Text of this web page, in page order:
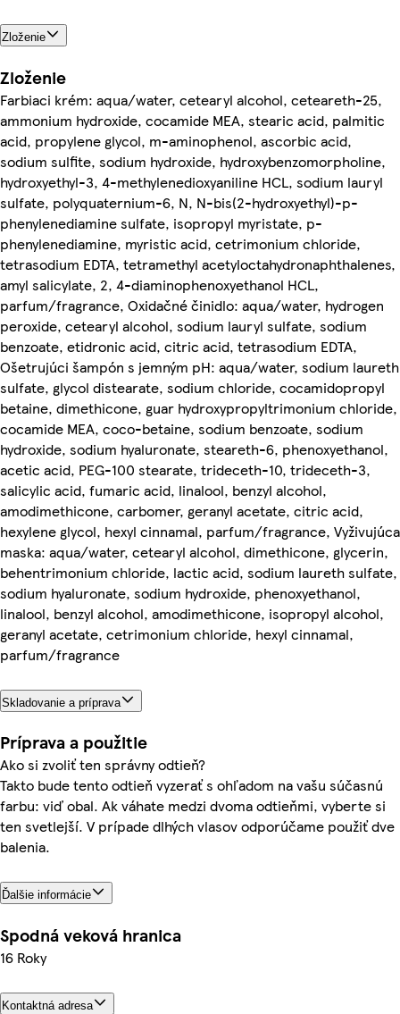
Zloženie
Zloženie
Farbiaci krém: aqua/water, cetearyl alcohol, ceteareth-25,
ammonium hydroxide, cocamide MEA, stearic acid, palmitic
acid, propylene glycol, m-aminophenol, ascorbic acid,
sodium sulfite, sodium hydroxide, hydroxybenzomorpholine,
hydroxyethyl-3, 4-methylenedioxyaniline HCL, sodium lauryl
sulfate, polyquaternium-6, N, N-bis(2-hydroxyethyl)-p-
phenylenediamine sulfate, isopropyl myristate, p-
phenylenediamine, myristic acid, cetrimonium chloride,
tetrasodium EDTA, tetramethyl acetyloctahydronaphthalenes,
amyl salicylate, 2, 4-diaminophenoxyethanol HCL,
parfum/fragrance, Oxidačné činidlo: aqua/water, hydrogen
peroxide, cetearyl alcohol, sodium lauryl sulfate, sodium
benzoate, etidronic acid, citric acid, tetrasodium EDTA,
Ošetrujúci šampón s jemným pH: aqua/water, sodium laureth
sulfate, glycol distearate, sodium chloride, cocamidopropyl
betaine, dimethicone, guar hydroxypropyltrimonium chloride,
cocamide MEA, coco-betaine, sodium benzoate, sodium
hydroxide, sodium hyaluronate, steareth-6, phenoxyethanol,
acetic acid, PEG-100 stearate, trideceth-10, trideceth-3,
salicylic acid, fumaric acid, linalool, benzyl alcohol,
amodimethicone, carbomer, geranyl acetate, citric acid,
hexylene glycol, hexyl cinnamal, parfum/fragrance, Vyživujúca
maska: aqua/water, cetearyl alcohol, dimethicone, glycerin,
behentrimonium chloride, lactic acid, sodium laureth sulfate,
sodium hyaluronate, sodium hydroxide, phenoxyethanol,
linalool, benzyl alcohol, amodimethicone, isopropyl alcohol,
geranyl acetate, cetrimonium chloride, hexyl cinnamal,
parfum/fragrance
Skladovanie a príprava
Príprava a použitie
Ako si zvoliť ten správny odtieň?
Takto bude tento odtieň vyzerať s ohľadom na vašu súčasnú
farbu: viď obal. Ak váhate medzi dvoma odtieňmi, vyberte si
ten svetlejší. V prípade dlhých vlasov odporúčame použiť dve
balenia.
Ďalšie informácie
Spodná veková hranica
16 Roky
Kontaktná adresa